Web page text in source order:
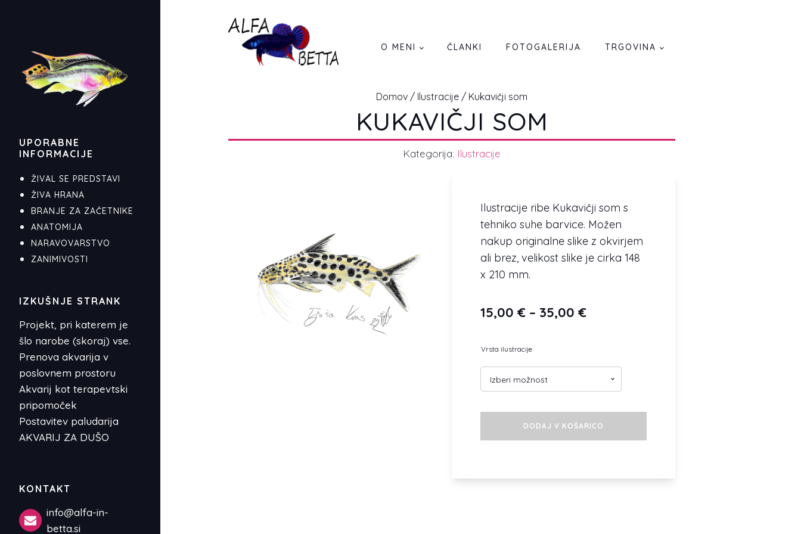
UPORABNE
INFORMACIJE
ŽIVAL SE PREDSTAVI
ŽIVA HRANA
BRANJE ZA ZAČETNIKE
ANATOMIJA
NARAVOVARSTVO
ZANIMIVOSTI
IZKUŠNJE STRANK
Projekt, pri katerem je
šlo narobe (skoraj) vse.
Prenova akvarija v
poslovnem prostoru
Akvarij kot terapevtski
pripomoček
Postavitev paludarija
AKVARIJ ZA DUŠO
KONTAKT
info@alfa-in-
betta.si
O MENI ČLANKI FOTOGALERIJA TRGOVINA
Domov / Ilustracije / Kukavičji som
KUKAVIČJI SOM
Kategorija: Ilustracije
Ilustracije ribe Kukavičji som s
tehniko suhe barvice. Možen
nakup originalne slike z okvirjem
ali brez, velikost slike je cirka 148
x 210 mm.
15,00 € – 35,00 €Cenovni
15,00 €
do
35,00 €
Vrsta ilustracije
DODAJ V KOŠARICO